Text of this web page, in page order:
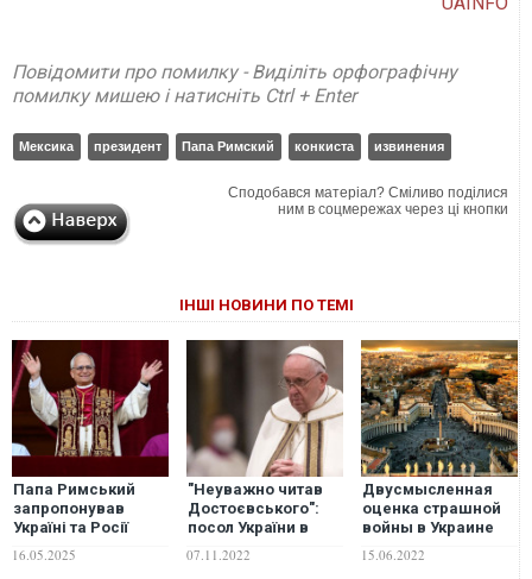
Повідомити про помилку - Виділіть орфографічну
помилку мишею і натисніть Ctrl + Enter
Мексика президент Папа Римский конкиста извинения
Сподобався матеріал? Сміливо поділися
ним в соцмережах через ці кнопки
ІНШІ НОВИНИ ПО ТЕМІ
Папа Римський
запропонував
Україні та Росії
переговори в
16.05.2025
"Неуважно читав
Достоєвського":
посол України в
слова Папи
07.11.2022
Двусмысленная
оценка страшной
войны в Украине
традицией для
15.06.2022